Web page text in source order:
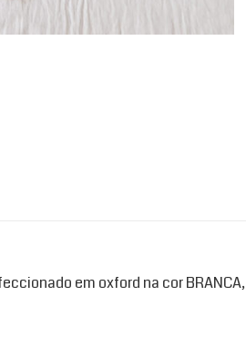
em oxford na cor